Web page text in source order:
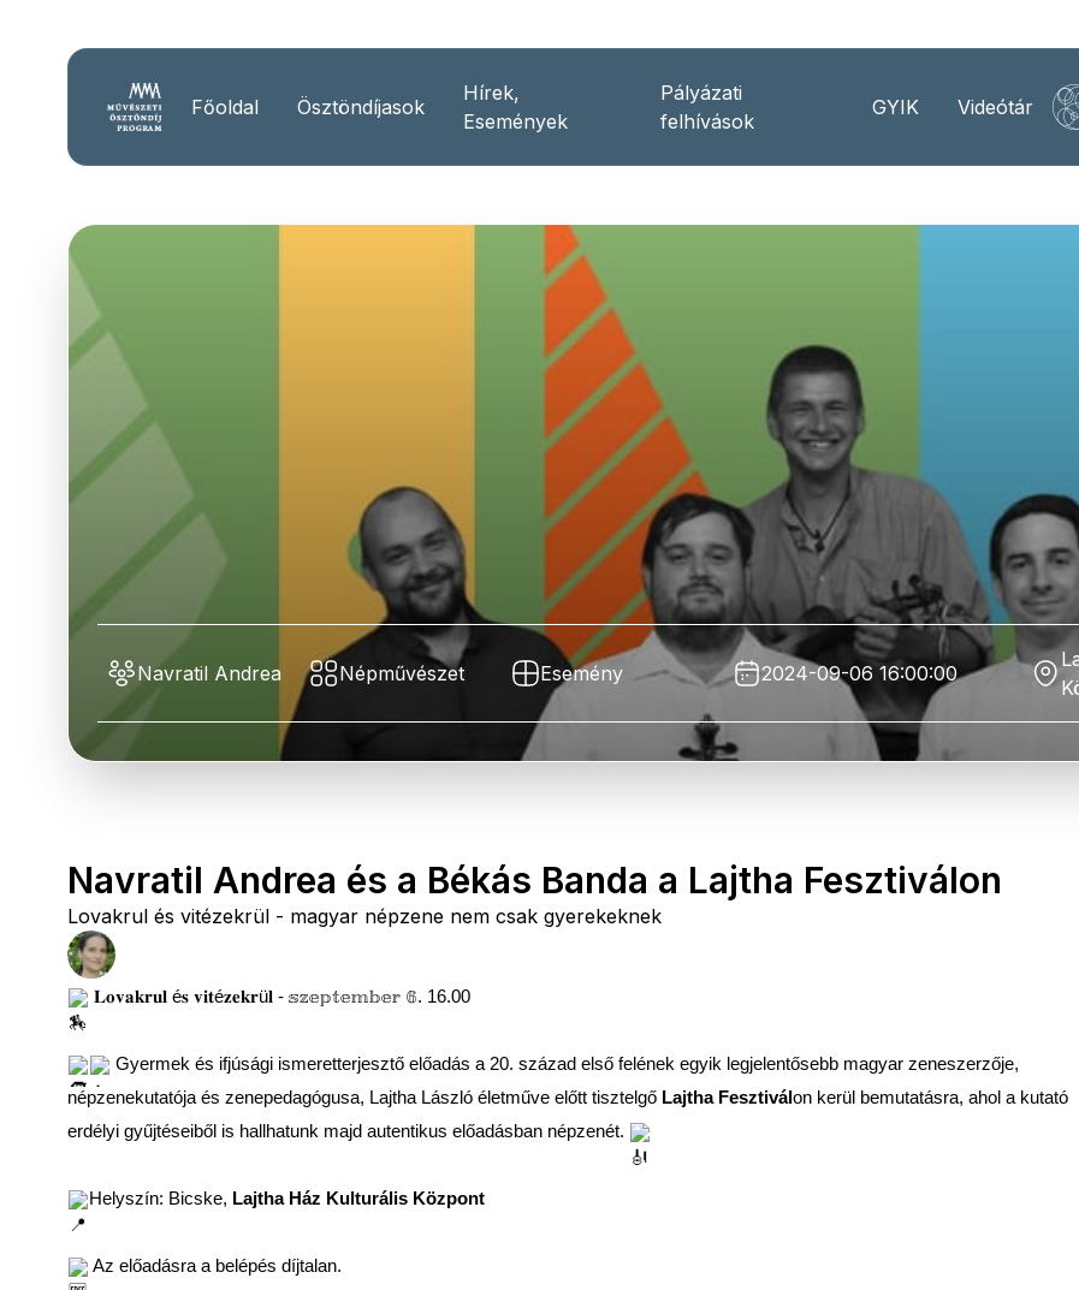
Főoldal Ösztöndíjasok
Hírek,
Események
Pályázati
felhívások
GYIK Videótár
Navratil Andrea Népművészet Esemény 2024-09-06 16:00:00
Navratil Andrea és a Békás Banda a Lajtha Fesztiválon
Lovakrul és vitézekrül - magyar népzene nem csak gyerekeknek
𝐋𝐨𝐯𝐚𝐤𝐫𝐮𝐥 é𝐬 𝐯𝐢𝐭é𝐳𝐞𝐤𝐫ü𝐥 - 𝕤𝕫𝕖𝕡𝕥𝕖𝕞𝕓𝕖𝕣 𝟞. 16.00
Gyermek és ifjúsági ismeretterjesztő előadás a 20. század első felének egyik legjelentősebb magyar zeneszerzője,
népzenekutatója és zenepedagógusa, Lajtha László életműve előtt tisztelgő Lajtha Fesztiválon kerül bemutatásra, ahol a kutató
erdélyi gyűjtéseiből is hallhatunk majd autentikus előadásban népzenét.
Helyszín: Bicske, Lajtha Ház Kulturális Központ
Az előadásra a belépés díjtalan.